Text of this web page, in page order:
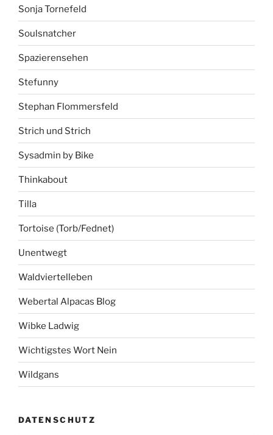
Sonja Tornefeld
Soulsnatcher
Spazierensehen
Stefunny
Stephan Flommersfeld
Strich und Strich
Sysadmin by Bike
Thinkabout
Tilla
Tortoise (Torb/Fednet)
Unentwegt
Waldviertelleben
Webertal Alpacas Blog
Wibke Ladwig
Wichtigstes Wort Nein
Wildgans
DATENSCHUTZ